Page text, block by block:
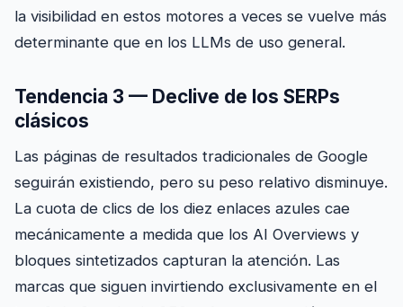
la visibilidad en estos motores a veces se vuelve más
determinante que en los LLMs de uso general.
Tendencia 3 — Declive de los SERPs
clásicos
Las páginas de resultados tradicionales de Google
seguirán existiendo, pero su peso relativo disminuye.
La cuota de clics de los diez enlaces azules cae
mecánicamente a medida que los AI Overviews y
bloques sintetizados capturan la atención. Las
marcas que siguen invirtiendo exclusivamente en el